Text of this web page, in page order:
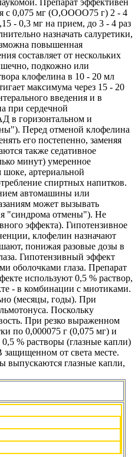
Препарат эффективен
с 0,075 мг (О,ОООО75 г) 2 - 4
- 0,3 мг на прием, до 3 - 4 раз
назначать салуретики,
повышенная
составляет от нескольких
подкожно или
клофелина в 10 - 20 мл
максимума через 15 - 20
введения и в
при сердечной
в горизонтальном и
Перед отменой клофелина
его постепенно, заменяя
также седативное
минут) умеренное
артериальной
спиртных напитков.
автомашины или
может вызывать
"синдрома отмены"). Не
эффекта). Гипотензивное
клофелин назначают
понижая разовые дозы в
Гипотензивный эффект
оболочками глаза. Препарат
используют 0,5 % раствор,
- в комбинации с миотиками.
(месяцы, годы). При
Поскольку
При резко выраженном
по 0,000075 г (0,075 мг) и
% растворы (глазные капли)
от света месте.
выпускаются глазные капли,